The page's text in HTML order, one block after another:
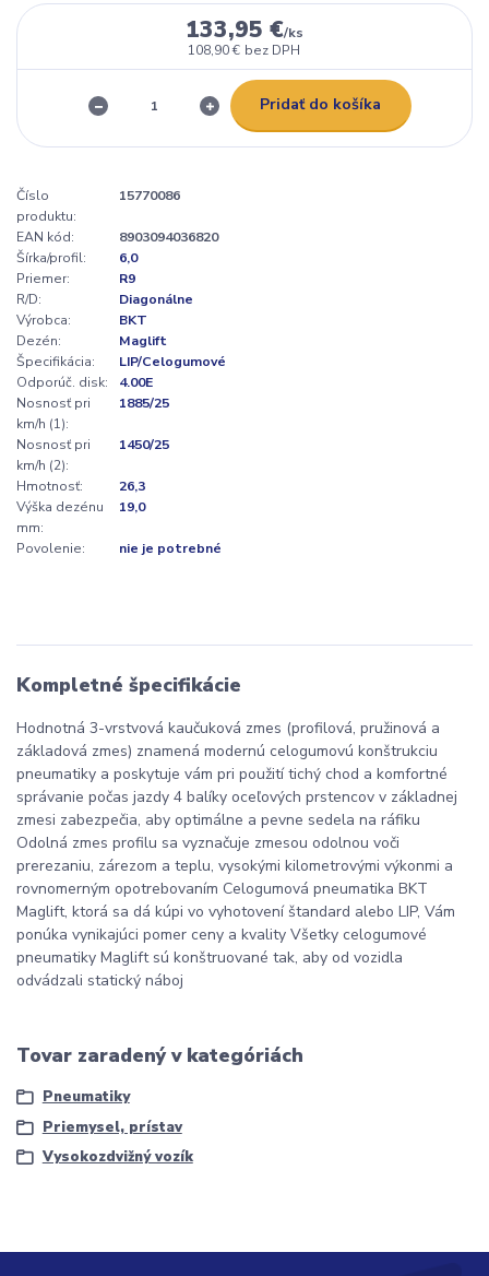
133,95 €/ks
108,90 € bez DPH
Pridať do košíka
Číslo
produktu:
15770086
EAN kód:
8903094036820
Šírka/profil:
6,0
Priemer:
R9
R/D:
Diagonálne
Výrobca:
BKT
Dezén:
Maglift
Špecifikácia:
LIP/Celogumové
Odporúč. disk:
4.00E
Nosnosť pri
km/h (1):
1885/25
Nosnosť pri
km/h (2):
1450/25
Hmotnosť:
26,3
Výška dezénu
mm:
19,0
Povolenie: nie je potrebné
Kompletné špecifikácie
Hodnotná 3-vrstvová kaučuková zmes (profilová, pružinová a
základová zmes) znamená modernú celogumovú konštrukciu
pneumatiky a poskytuje vám pri použití tichý chod a komfortné
správanie počas jazdy 4 balíky oceľových prstencov v základnej
zmesi zabezpečia, aby optimálne a pevne sedela na ráfiku
Odolná zmes profilu sa vyznačuje zmesou odolnou voči
prerezaniu, zárezom a teplu, vysokými kilometrovými výkonmi a
rovnomerným opotrebovaním Celogumová pneumatika BKT
Maglift, ktorá sa dá kúpi vo vyhotovení štandard alebo LIP, Vám
ponúka vynikajúci pomer ceny a kvality Všetky celogumové
pneumatiky Maglift sú konštruované tak, aby od vozidla
odvádzali statický náboj
Tovar zaradený v kategóriách
Pneumatiky
Priemysel, prístav
Vysokozdvižný vozík